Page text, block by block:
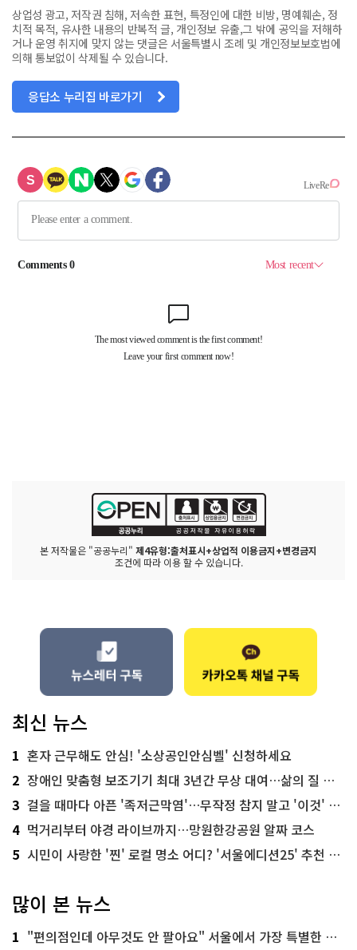
상업성 광고, 저작권 침해, 저속한 표현, 특정인에 대한 비방, 명예훼손, 정
치적 목적, 유사한 내용의 반복적 글, 개인정보 유출,그 밖에 공익을 저해하
거나 운영 취지에 맞지 않는 댓글은 서울특별시 조례 및 개인정보보호법에
의해 통보없이 삭제될 수 있습니다.
응답소 누리집 바로가기
본 저작물은 "공공누리" 제4유형:출처표시+상업적 이용금지+변경금지
조건에 따라 이용 할 수 있습니다.
최신 뉴스
1 혼자 근무해도 안심! '소상공인안심벨' 신청하세요
2 장애인 맞춤형 보조기기 최대 3년간 무상 대여…삶의 질 높인다
3 걸을 때마다 아픈 '족저근막염'…무작정 참지 말고 '이것' 해보세요!
4 먹거리부터 야경 라이브까지…망원한강공원 알짜 코스
5 시민이 사랑한 '찐' 로컬 명소 어디? '서울에디션25' 추천 코스
많이 본 뉴스
1 "편의점인데 아무것도 안 팔아요" 서울에서 가장 특별한 편의점의 정체